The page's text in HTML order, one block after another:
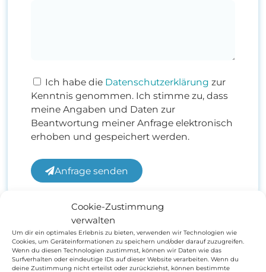
Cookie-Zustimmung
verwalten
Um dir ein optimales Erlebnis zu bieten, verwenden wir Technologien wie
Cookies, um Geräteinformationen zu speichern und/oder darauf zuzugreifen.
Wenn du diesen Technologien zustimmst, können wir Daten wie das
Surfverhalten oder eindeutige IDs auf dieser Website verarbeiten. Wenn du
deine Zustimmung nicht erteilst oder zurückziehst, können bestimmte
Ich habe die Datenschutzerklärung zur
Kenntnis genommen. Ich stimme zu, dass
meine Angaben und Daten zur
Beantwortung meiner Anfrage elektronisch
erhoben und gespeichert werden.
Anfrage senden